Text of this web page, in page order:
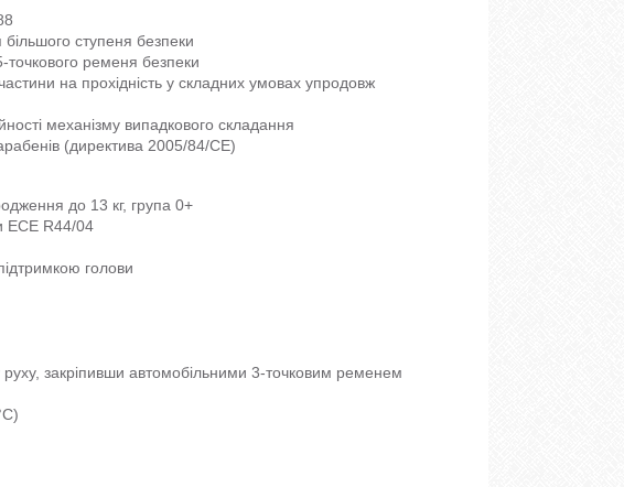
більшого ступеня безпеки
точкового ременя безпеки
на прохідність у складних умовах упродовж
механізму випадкового складання
(директива 2005/84/CE)
до 13 кг, група 0+
ECE R44/04
голови
закріпивши автомобільними 3-точковим ременем